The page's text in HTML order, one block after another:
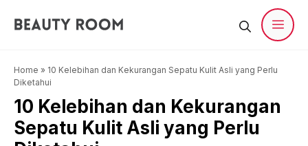
Home » 10 Kelebihan dan Kekurangan Sepatu Kulit Asli yang Perlu
Diketahui
10 Kelebihan dan Kekurangan
Sepatu Kulit Asli yang Perlu